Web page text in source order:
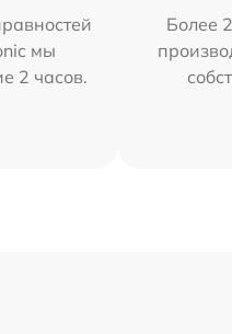
мы
2 часов.
Более